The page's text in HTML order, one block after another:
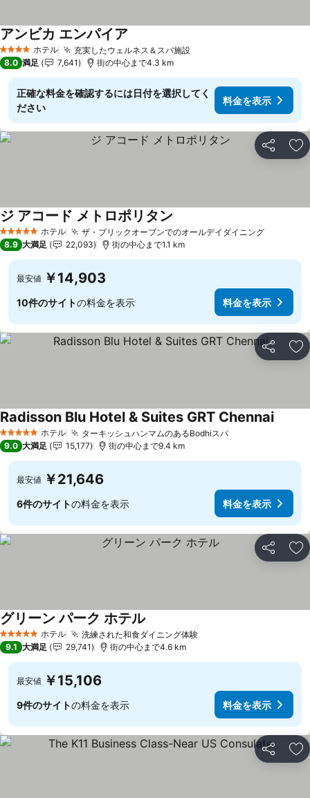
4 ホテルのランク
ホテル 充実したウェルネス＆スパ施設
アンビカ エンパイア
8.0 満足 7,641 街の中心まで4.3 km
正確な料金を確認するには日付を選択してく
ださい
料金を表示
シェア お
5 ホテルのランク
ホテル ザ・ブリックオーブンでのオールデイダイニング
ジ アコード メトロポリタン
8.9 大満足 22,093 街の中心まで1.1 km
最安値 ￥14,903
10件のサイトの料金を表示 料金を表示
シェア お
5 ホテルのランク
ホテル ターキッシュハンマムのあるBodhiスパ
Radisson Blu Hotel & Suites GRT Chennai
9.0 大満足 15,177 街の中心まで9.4 km
最安値 ￥21,646
6件のサイトの料金を表示 料金を表示
シェア お
5 ホテルのランク
ホテル 洗練された和食ダイニング体験
グリーン パーク ホテル
9.1 大満足 29,741 街の中心まで4.6 km
最安値 ￥15,106
9件のサイトの料金を表示 料金を表示
シェア お